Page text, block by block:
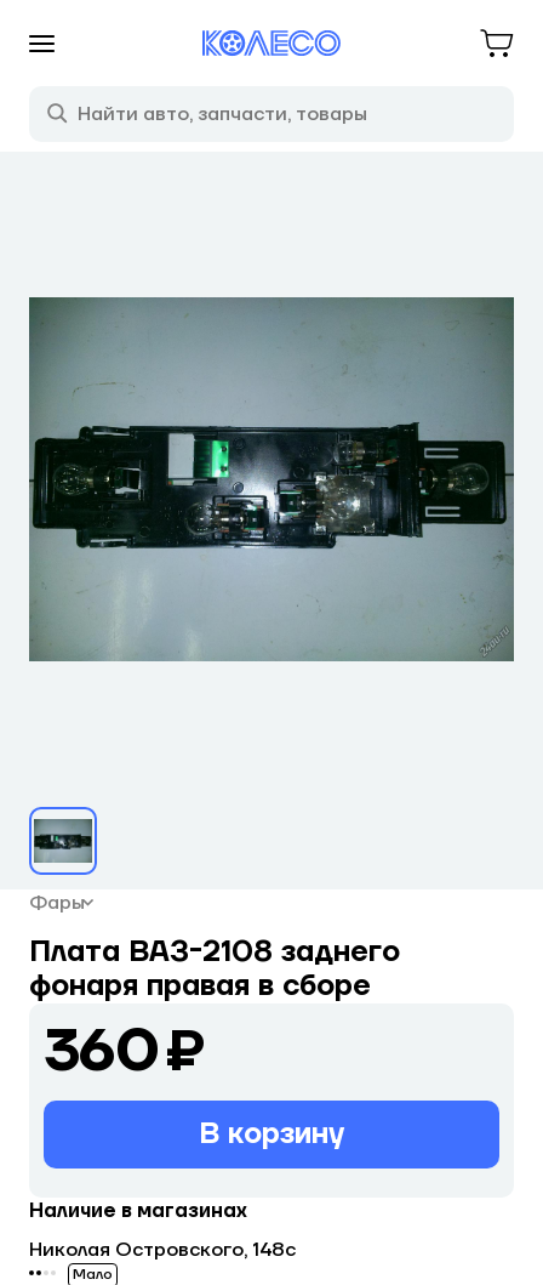
Фары
Плата ВАЗ-2108 заднего
фонаря правая в сборе
360 ₽
В корзину
Наличие в магазинах
Николая Островского, 148с
Мало